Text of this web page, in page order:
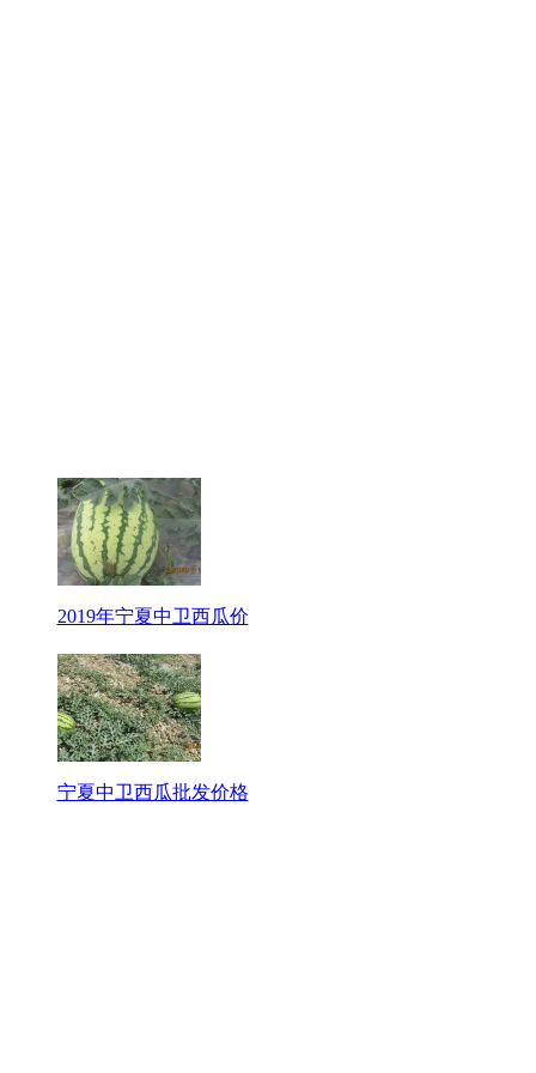
2019年宁夏中卫西瓜价
宁夏中卫西瓜批发价格